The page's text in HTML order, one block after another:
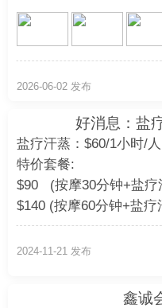
• Tax Planning for
IRD税务审查与审计
• Property
房地产开发税务规划
联系我们：
微信: E-ACC123
手机: 0225806699
2026-06-02 发布
好消息：盐
盐疗汗蒸：$60/1小时/
特价套餐:
$90 (按摩30分钟+盐疗
$140 (按摩60分钟+盐疗
2024-11-21 发布
鑫诚